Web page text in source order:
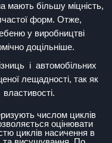
мають більшу міцність,
форм. Отже,
у виробництві
доцільніше.
і автомобільних
лещадності, так як
властивості.
числом циклів
оцінювати
циклів насичення в